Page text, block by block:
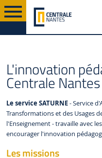
L'innovation
Centrale Nantes
Le service SATURNE- Service
Transformations et des Usages
l'Enseignement - travaille avec
encourager l'innovation
Les missions